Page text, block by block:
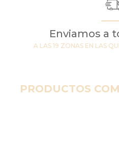
Enviamos a
A LAS 19 ZONAS EN LAS
PRODUCTOS